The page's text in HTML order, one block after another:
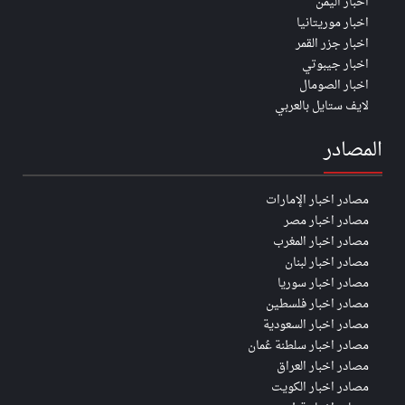
اخبار موريتانيا
اخبار جزر القمر
اخبار جيبوتي
اخبار الصومال
لايف ستايل بالعربي
المصادر
مصادر اخبار الإمارات
مصادر اخبار مصر
مصادر اخبار المغرب
مصادر اخبار لبنان
مصادر اخبار سوريا
مصادر اخبار فلسطين
مصادر اخبار السعودية
مصادر اخبار سلطنة عُمان
مصادر اخبار العراق
مصادر اخبار الكويت